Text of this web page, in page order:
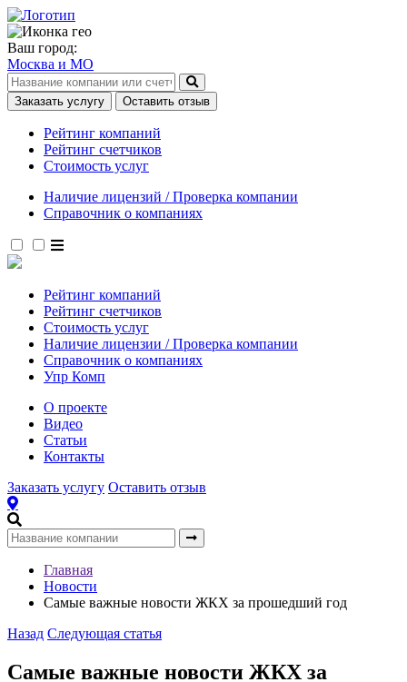
Ваш город:
Москва и МО
Заказать услугу Оставить отзыв
Рейтинг компаний
Рейтинг счетчиков
Стоимость услуг
Наличие лицензий / Проверка компании
Справочник о компаниях
Рейтинг компаний
Рейтинг счетчиков
Стоимость услуг
Наличие лицензии / Проверка компании
Справочник о компаниях
Упр Комп
О проекте
Видео
Статьи
Контакты
Заказать услугу Оставить отзыв
Главная
Новости
Самые важные новости ЖКХ за прошедший год
Назад Следующая статья
Самые важные новости ЖКХ за